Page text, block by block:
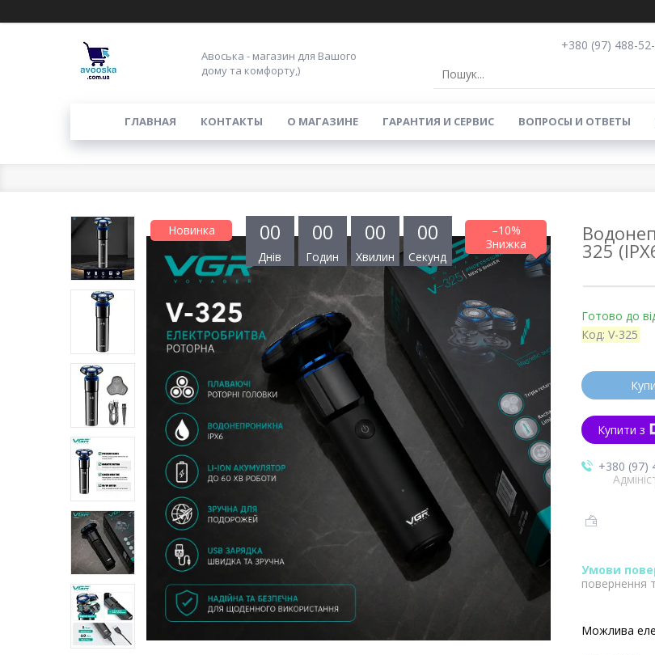
Авоська - магазин для Вашого
дому та комфорту,)
+380 (97) 488-
ГЛАВНАЯ КОНТАКТЫ О МАГАЗИНЕ ГАРАНТИЯ И СЕРВИС ВОПРОСЫ И ОТВЕТЫ
Новинка –10%
00
Днів
00
Годин
00
Хвилин
00
Секунд 325
Готово до
Код: V-325
Купити з
+380 (97)
повернення